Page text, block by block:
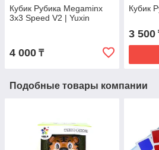
Кубик Рубика Megaminx
3х3 Speed V2 | Yuxin
4 000 ₸
Кубик
3 500
Подобные товары компании